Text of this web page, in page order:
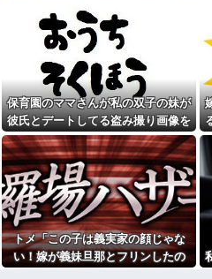
予定より早めに家に帰宅。リ
ビングに「裸の嫁」と男がい
た。まさかの不倫現場に遭遇...
進学クラスで教師への不満を
抱えていた中学生。悩んだ末に
取った行動が大人にも響くもの
で…
彼の同期の嫁が子供を産ん
だ。すると、彼が「出産祝いに
人生ゲームをあげるんだ！」と
話してきて...
【速報】れいわ新選組さん
「いのちの党」に改名ｗｗｗｗ
ｗｗｗｗ
【画像】令和最新版のあのち
ゃん、可愛過ぎてワイらにブッ
刺さりまくりw w w w w w
【衝撃】浅田真央ちゃんの婚
活条件がこちら←むしろコレは
の展開になり…
保育園のママさんが私の双子の妹が
彼氏とデートしてる盗み撮り画像を
見せて「あとはわかるよね？とりあ
えず5万を家に持ってきて」と脅し
てきた
トメ「この子は義実家の顔じゃな
い！嫁が義妹旦那とフリンしたの